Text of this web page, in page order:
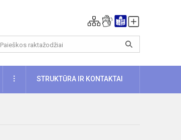
DAUGIAUSTRUKTŪRA IR KONTAKTAI